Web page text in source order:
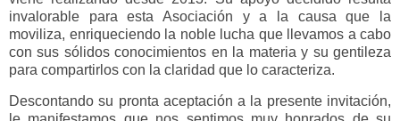
invalorable para esta Asociación y a la causa que la
moviliza, enriqueciendo la noble lucha que llevamos a cabo
con sus sólidos conocimientos en la materia y su gentileza
para compartirlos con la claridad que lo caracteriza.
Descontando su pronta aceptación a la presente invitación,